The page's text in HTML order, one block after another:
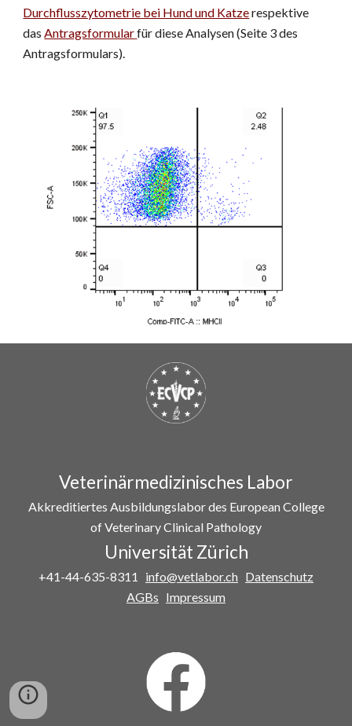
Durchflusszytometrie bei Hund und Katze respektive
das Antragsformularfür diese Analysen (Seite 3 des
Antragsformulars).
Veterinärmedizinisches Labor
Akkreditiertes Ausbildungslabor des European College
of Veterinary Clinical Pathology
Universität Zürich
+41-44-635-8311 info@vetlabor.ch Datenschutz
AGBs Impressum